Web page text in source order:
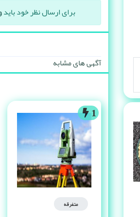
برای ارسال نظر خود باید
آگهی های مشابه
1
متفرقه